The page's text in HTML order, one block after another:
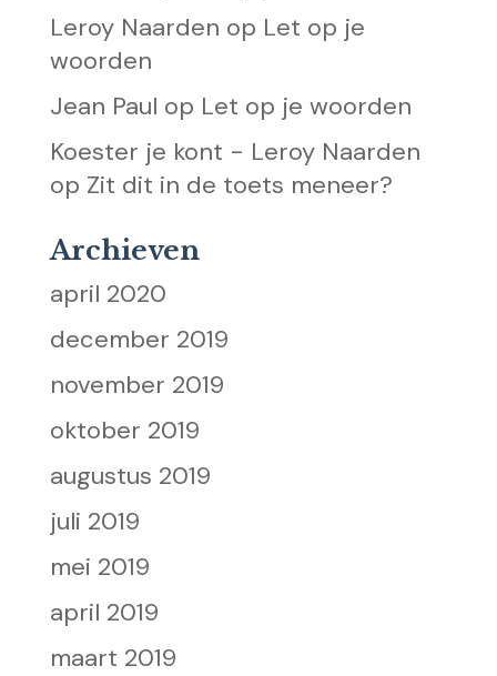
Leroy Naarden op Let op je
woorden
Jean Paul op Let op je woorden
Koester je kont - Leroy Naarden
op Zit dit in de toets meneer?
Archieven
april 2020
december 2019
november 2019
oktober 2019
augustus 2019
juli 2019
mei 2019
april 2019
maart 2019